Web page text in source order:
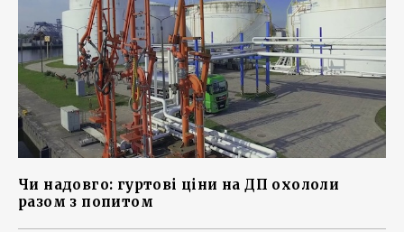
Чи надовго: гуртові ціни на ДП охололи
разом з попитом